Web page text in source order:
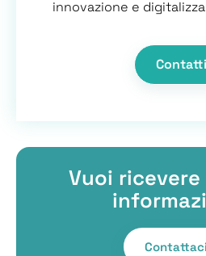
innovazione e
Contatti
Vuoi
Contattaci